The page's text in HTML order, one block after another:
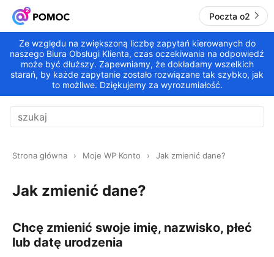
Poczta o2
Ze względu na zwiększoną liczbę zapytań kierowanych do
naszego Biura Obsługi Klienta, czas oczekiwania na odpowiedź
może być dłuższy. Zapewniamy, że dokładamy wszelkich
starań, by każde zapytanie zostało rozwiązane tak szybko, jak
to możliwe. Dziękujemy za wyrozumiałość.
Strona główna Moje WP Konto Jak zmienić dane?
Jak zmienić dane?
Chcę zmienić swoje imię, nazwisko, płeć
lub datę urodzenia